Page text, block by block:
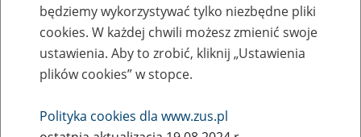
Przejdź do strony głównej
będziemy wykorzystywać tylko niezbędne pliki
cookies. W każdej chwili możesz zmienić swoje
ustawienia. Aby to zrobić, kliknij „Ustawienia
plików cookies” w stopce.
Polityka cookies dla www.zus.pl